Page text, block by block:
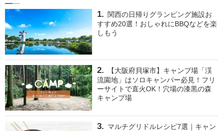
関西の日帰りグランピング施設お
すすめ20選！おしゃれにBBQなどを楽
しもう
【大阪府貝塚市】キャンプ場「渓
流園地」はソロキャンパー必見！フリ
ーサイトで直火OK！穴場の漆黒の森
キャンプ場
マルチグリドルレシピ7選｜キャン